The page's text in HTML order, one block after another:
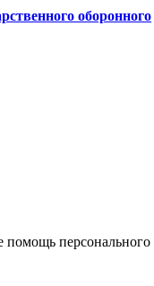
оборонного
помощь